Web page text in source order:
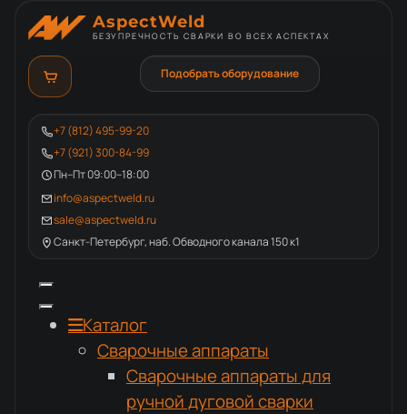
AspectWeld
БЕЗУПРЕЧНОСТЬ СВАРКИ ВО ВСЕХ АСПЕКТАХ
+7 (812) 495-99-20
+7 (921) 300-84-99
Пн–Пт 09:00–18:00
info@aspectweld.ru
sale@aspectweld.ru
Санкт-Петербург, наб. Обводного канала 150 к1
Подобрать оборудование
Каталог
Сварочные аппараты
Сварочные аппараты для
ручной дуговой сварки